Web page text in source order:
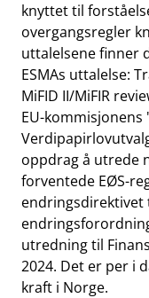
knyttet til
overgangsregler
uttalelsene finner
ESMAs uttalelse:
MiFID II/MiFIR
EU-
oppdrag å utrede
forventede EØS-
endringsdirektivet
utredning til
2024. Det er per i
kraft i Norge.